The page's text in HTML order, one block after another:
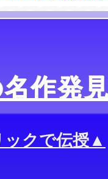
作発
クで伝授▲